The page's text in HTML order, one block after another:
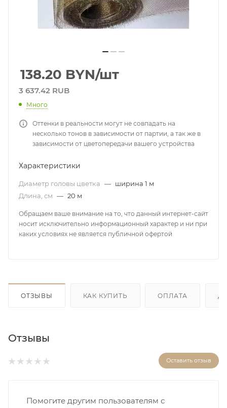
138.20 BYN/шт
3 637.42 RUB
Много
Оттенки в реальности могут не совпадать на
несколько тонов в зависимости от партии, а так же в
зависимости от цветопередачи вашего устройства
Характеристики
Диаметр головы цветка — ширина 1 м
Длина, см — 20 м
Обращаем ваше внимание на то, что данный интернет-сайт
носит исключительно информационный характер и ни при
каких условиях не является публичной офертой
ОТЗЫВЫ КАК КУПИТЬ ОПЛАТА
Отзывы
Оставить отзыв
Помогите другим пользователям с